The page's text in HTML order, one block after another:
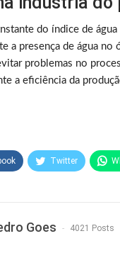
do índice de
a presença de água no
problemas no
a eficiência da
Twitter
Goes 4021 Posts